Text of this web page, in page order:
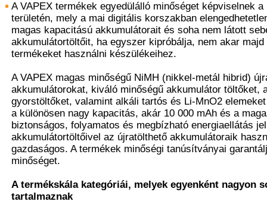
A VAPEX termékek egyedülálló minőséget képviselnek a
területén, mely a mai digitális korszakban
magas kapacitású akkumulátorait és soha nem látott
akkumulátortöltőit, ha egyszer kipróbálja, nem akar
termékeket használni készülékeihez.
A VAPEX magas minőségű NiMH (nikkel-metál hibrid)
akkumulátorokat, kiváló minőségű akkumulátor töltőket,
gyorstöltőket, valamint alkáli tartós és Li-MnO2
a különösen nagy kapacitás, akár 10 000 mAh és a
biztonságos, folyamatos és megbízható energiaellátás
akkumulátortöltőivel az újratölthető akkumulátoraik
gazdaságos. A termékek minőségi tanúsítványai
minőséget.
A termékskála kategóriái, melyek egyenként nagyon
tartalmaznak